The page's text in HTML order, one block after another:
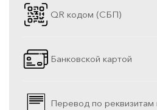
QR кодом (СБП)
Банковской картой
Перевод по реквизитам